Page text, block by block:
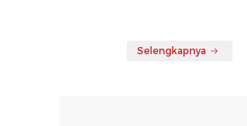
Selengkapnya